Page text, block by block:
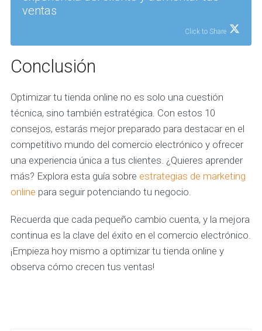
ventas
Click to Share
Conclusión
Optimizar tu tienda online no es solo una cuestión
técnica, sino también estratégica. Con estos 10
consejos, estarás mejor preparado para destacar en el
competitivo mundo del comercio electrónico y ofrecer
una experiencia única a tus clientes. ¿Quieres aprender
más? Explora esta guía sobre estrategias de marketing
online para seguir potenciando tu negocio.
Recuerda que cada pequeño cambio cuenta, y la mejora
continua es la clave del éxito en el comercio electrónico.
¡Empieza hoy mismo a optimizar tu tienda online y
observa cómo crecen tus ventas!